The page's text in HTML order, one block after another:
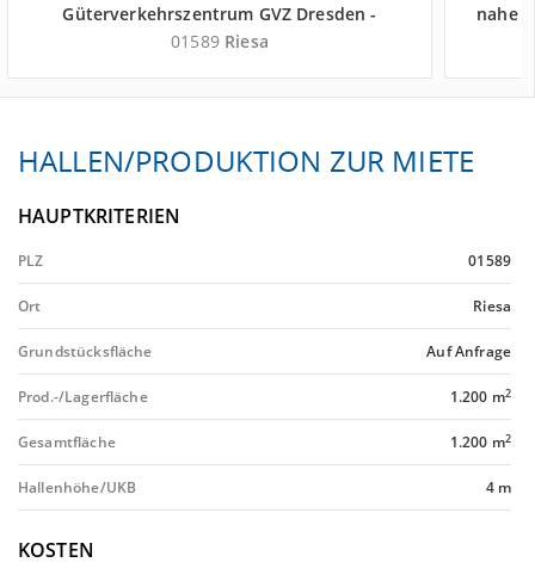
Güterverkehrszentrum GVZ Dresden -
Landkreis Meißen
01589 Riesa
nahe
HALLEN/PRODUKTION ZUR MIETE
HAUPTKRITERIEN
PLZ 01589
Ort Riesa
Grundstücksfläche Auf Anfrage
Prod.-/Lagerfläche 1.200 m2
Gesamtfläche 1.200 m2
Hallenhöhe/UKB 4 m
KOSTEN